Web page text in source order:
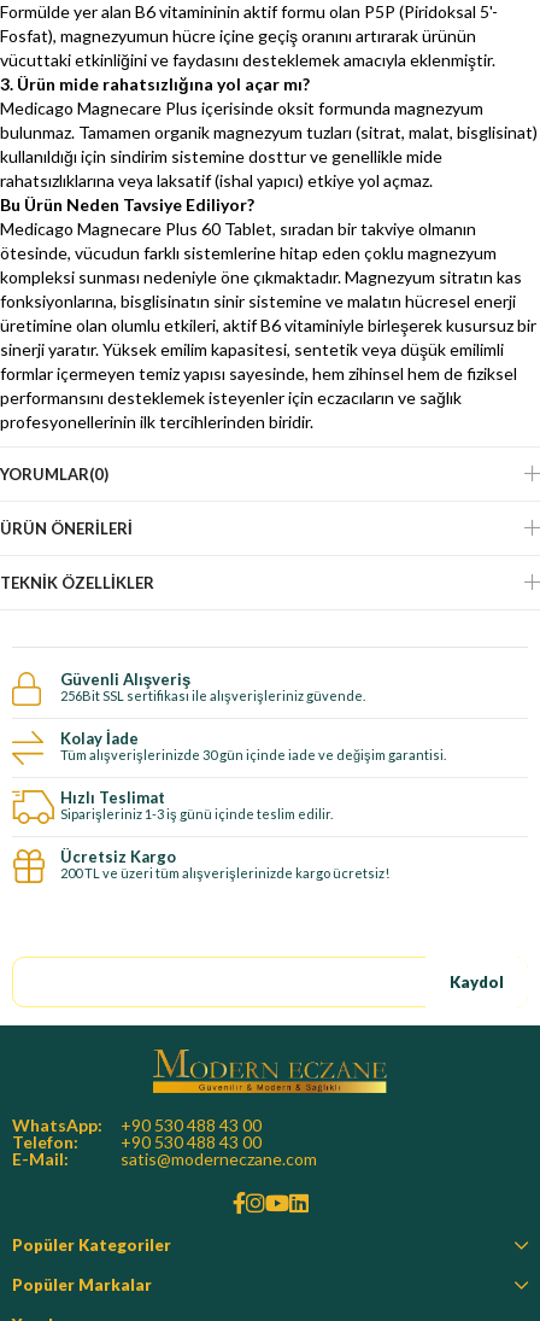
Formülde yer alan B6 vitamininin aktif formu olan P5P (Piridoksal 5'-
Fosfat), magnezyumun hücre içine geçiş oranını artırarak ürünün
vücuttaki etkinliğini ve faydasını desteklemek amacıyla eklenmiştir.
3. Ürün mide rahatsızlığına yol açar mı?
Medicago Magnecare Plus içerisinde oksit formunda magnezyum
bulunmaz. Tamamen organik magnezyum tuzları (sitrat, malat, bisglisinat)
kullanıldığı için sindirim sistemine dosttur ve genellikle mide
rahatsızlıklarına veya laksatif (ishal yapıcı) etkiye yol açmaz.
Bu Ürün Neden Tavsiye Ediliyor?
Medicago Magnecare Plus 60 Tablet, sıradan bir takviye olmanın
ötesinde, vücudun farklı sistemlerine hitap eden çoklu magnezyum
kompleksi sunması nedeniyle öne çıkmaktadır. Magnezyum sitratın kas
fonksiyonlarına, bisglisinatın sinir sistemine ve malatın hücresel enerji
üretimine olan olumlu etkileri, aktif B6 vitaminiyle birleşerek kusursuz bir
sinerji yaratır. Yüksek emilim kapasitesi, sentetik veya düşük emilimli
formlar içermeyen temiz yapısı sayesinde, hem zihinsel hem de fiziksel
performansını desteklemek isteyenler için eczacıların ve sağlık
profesyonellerinin ilk tercihlerinden biridir.
YORUMLAR(0)
ÜRÜN ÖNERILERI
TEKNIK ÖZELLIKLER
Güvenli Alışveriş
256Bit SSL sertifikası ile alışverişleriniz güvende.
Kolay İade
Tüm alışverişlerinizde 30 gün içinde iade ve değişim garantisi.
Hızlı Teslimat
Siparişleriniz 1-3 iş günü içinde teslim edilir.
Ücretsiz Kargo
200 TL ve üzeri tüm alışverişlerinizde kargo ücretsiz!
Kaydol
WhatsApp:
+90 530 488 43 00
Telefon:
+90 530 488 43 00
E-Mail:
satis@moderneczane.com
Popüler Kategoriler
Popüler Markalar